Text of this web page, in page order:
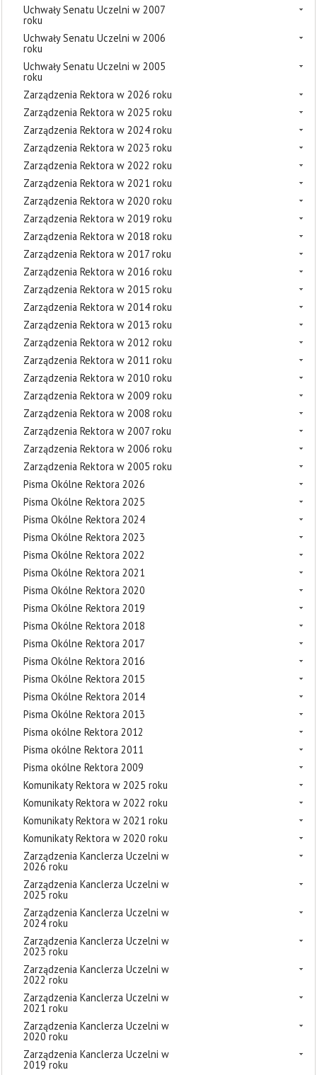
Uchwały Senatu Uczelni w 2007
roku
Uchwały Senatu Uczelni w 2006
roku
Uchwały Senatu Uczelni w 2005
roku
Zarządzenia Rektora w 2026 roku
Zarządzenia Rektora w 2025 roku
Zarządzenia Rektora w 2024 roku
Zarządzenia Rektora w 2023 roku
Zarządzenia Rektora w 2022 roku
Zarządzenia Rektora w 2021 roku
Zarządzenia Rektora w 2020 roku
Zarządzenia Rektora w 2019 roku
Zarządzenia Rektora w 2018 roku
Zarządzenia Rektora w 2017 roku
Zarządzenia Rektora w 2016 roku
Zarządzenia Rektora w 2015 roku
Zarządzenia Rektora w 2014 roku
Zarządzenia Rektora w 2013 roku
Zarządzenia Rektora w 2012 roku
Zarządzenia Rektora w 2011 roku
Zarządzenia Rektora w 2010 roku
Zarządzenia Rektora w 2009 roku
Zarządzenia Rektora w 2008 roku
Zarządzenia Rektora w 2007 roku
Zarządzenia Rektora w 2006 roku
Zarządzenia Rektora w 2005 roku
Pisma Okólne Rektora 2026
Pisma Okólne Rektora 2025
Pisma Okólne Rektora 2024
Pisma Okólne Rektora 2023
Pisma Okólne Rektora 2022
Pisma Okólne Rektora 2021
Pisma Okólne Rektora 2020
Pisma Okólne Rektora 2019
Pisma Okólne Rektora 2018
Pisma Okólne Rektora 2017
Pisma Okólne Rektora 2016
Pisma Okólne Rektora 2015
Pisma Okólne Rektora 2014
Pisma Okólne Rektora 2013
Pisma okólne Rektora 2012
Pisma okólne Rektora 2011
Pisma okólne Rektora 2009
Komunikaty Rektora w 2025 roku
Komunikaty Rektora w 2022 roku
Komunikaty Rektora w 2021 roku
Komunikaty Rektora w 2020 roku
Zarządzenia Kanclerza Uczelni w
2026 roku
Zarządzenia Kanclerza Uczelni w
2025 roku
Zarządzenia Kanclerza Uczelni w
2024 roku
Zarządzenia Kanclerza Uczelni w
2023 roku
Zarządzenia Kanclerza Uczelni w
2022 roku
Zarządzenia Kanclerza Uczelni w
2021 roku
Zarządzenia Kanclerza Uczelni w
2020 roku
Zarządzenia Kanclerza Uczelni w
2019 roku